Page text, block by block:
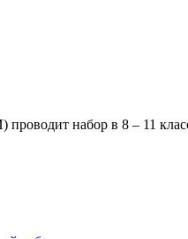
набор в 8 – 11